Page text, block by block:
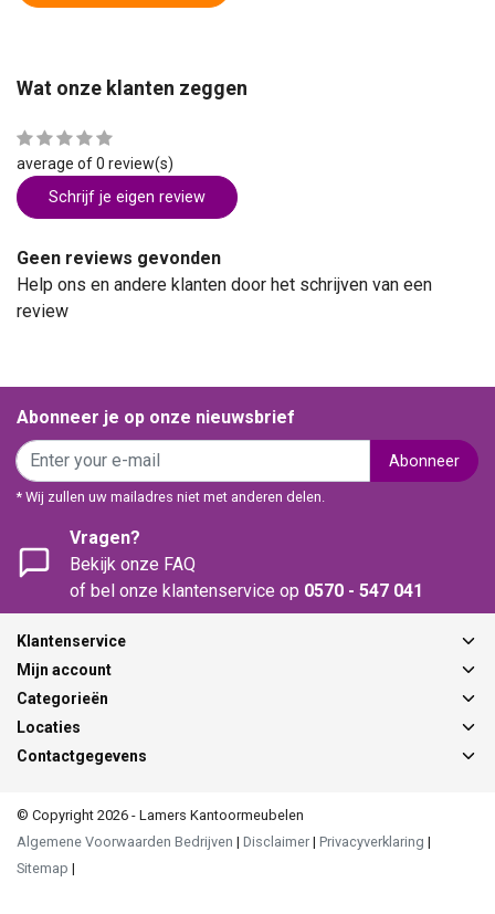
Wat onze klanten zeggen
average of 0 review(s)
Schrijf je eigen review
Geen reviews gevonden
Help ons en andere klanten door het schrijven van een
review
Abonneer je op onze nieuwsbrief
Abonneer
* Wij zullen uw mailadres niet met anderen delen.
Vragen?
Bekijk onze FAQ
of bel onze klantenservice op 0570 - 547 041
Klantenservice
Mijn account
Categorieën
Locaties
Contactgegevens
© Copyright 2026 - Lamers Kantoormeubelen
Algemene Voorwaarden Bedrijven | Disclaimer | Privacyverklaring |
Sitemap |